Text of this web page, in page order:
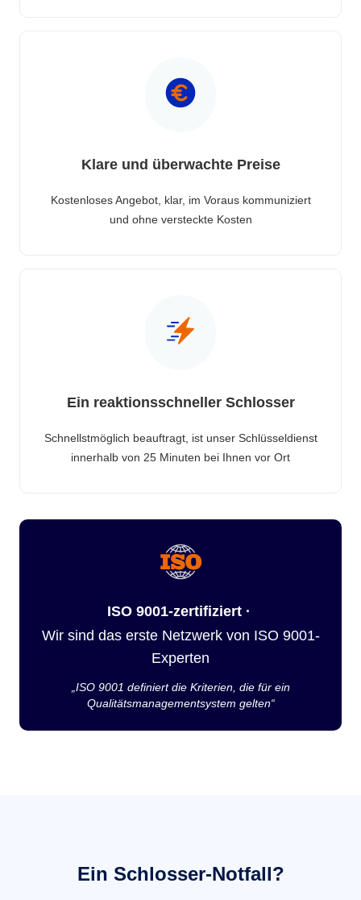
Klare und überwachte Preise
Kostenloses Angebot, klar, im Voraus kommuniziert
und ohne versteckte Kosten
Ein reaktionsschneller Schlosser
Schnellstmöglich beauftragt, ist unser Schlüsseldienst
innerhalb von 25 Minuten bei Ihnen vor Ort
ISO 9001-zertifiziert ·
Wir sind das erste Netzwerk von ISO 9001-
Experten
„ISO 9001 definiert die Kriterien, die für ein
Qualitätsmanagementsystem gelten“
Ein Schlosser-Notfall?